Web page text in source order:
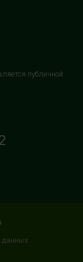
публичной
данных